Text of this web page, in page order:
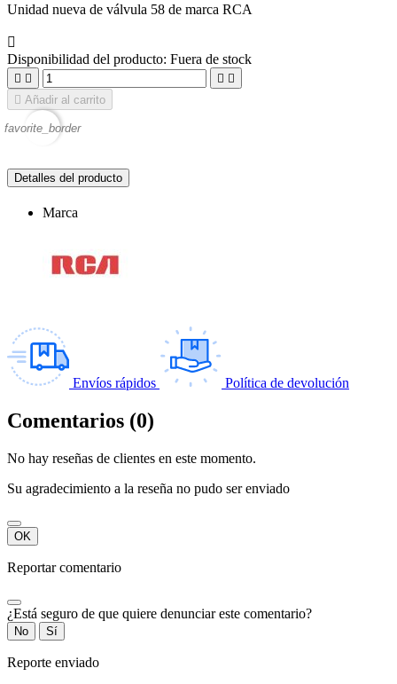
Unidad nueva de válvula 58 de marca RCA

Disponibilidad del producto: Fuera de stock
   
 Añadir al carrito
favorite_border
Detalles del producto
Marca
Envíos rápidos Política de devolución
Comentarios (0)
No hay reseñas de clientes en este momento.
Su agradecimiento a la reseña no pudo ser enviado
OK
Reportar comentario
¿Está seguro de que quiere denunciar este comentario?
No Sí
Reporte enviado